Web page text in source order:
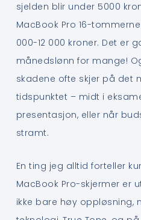
sjelden blir under 5000
MacBook Pro 16-
000-12 000 kroner. Det er
månedslønn for mange!
skadene ofte skjer på det
tidspunktet – midt i
presentasjon, eller når
stramt.
En ting jeg alltid forteller
MacBook Pro-skjermer er
ikke bare høy oppløsning,